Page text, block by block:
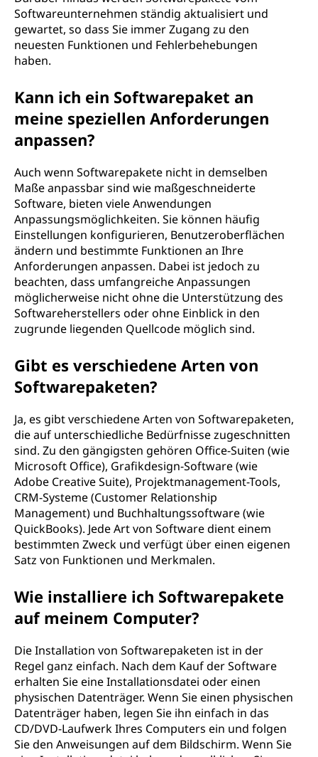
Softwareunternehmen ständig aktualisiert und
gewartet, so dass Sie immer Zugang zu den
neuesten Funktionen und Fehlerbehebungen
haben.
Kann ich ein Softwarepaket an
meine speziellen Anforderungen
anpassen?
Auch wenn Softwarepakete nicht in demselben
Maße anpassbar sind wie maßgeschneiderte
Software, bieten viele Anwendungen
Anpassungsmöglichkeiten. Sie können häufig
Einstellungen konfigurieren, Benutzeroberflächen
ändern und bestimmte Funktionen an Ihre
Anforderungen anpassen. Dabei ist jedoch zu
beachten, dass umfangreiche Anpassungen
möglicherweise nicht ohne die Unterstützung des
Softwareherstellers oder ohne Einblick in den
zugrunde liegenden Quellcode möglich sind.
Gibt es verschiedene Arten von
Softwarepaketen?
Ja, es gibt verschiedene Arten von Softwarepaketen,
die auf unterschiedliche Bedürfnisse zugeschnitten
sind. Zu den gängigsten gehören Office-Suiten (wie
Microsoft Office), Grafikdesign-Software (wie
Adobe Creative Suite), Projektmanagement-Tools,
CRM-Systeme (Customer Relationship
Management) und Buchhaltungssoftware (wie
QuickBooks). Jede Art von Software dient einem
bestimmten Zweck und verfügt über einen eigenen
Satz von Funktionen und Merkmalen.
Wie installiere ich Softwarepakete
auf meinem Computer?
Die Installation von Softwarepaketen ist in der
Regel ganz einfach. Nach dem Kauf der Software
erhalten Sie eine Installationsdatei oder einen
physischen Datenträger. Wenn Sie einen physischen
Datenträger haben, legen Sie ihn einfach in das
CD/DVD-Laufwerk Ihres Computers ein und folgen
Sie den Anweisungen auf dem Bildschirm. Wenn Sie